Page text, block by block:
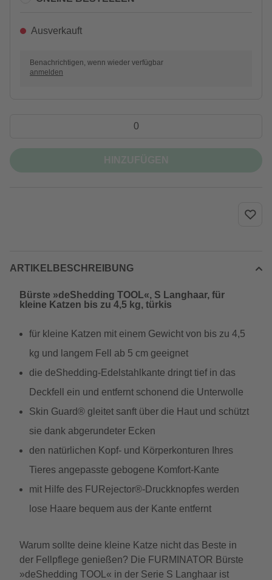
Ausverkauft
Benachrichtigen, wenn wieder verfügbar
anmelden
ARTIKELBESCHREIBUNG
Bürste »deShedding TOOL«, S Langhaar, für
kleine Katzen bis zu 4,5 kg, türkis
für kleine Katzen mit einem Gewicht von bis zu 4,5
kg und langem Fell ab 5 cm geeignet
die deShedding-Edelstahlkante dringt tief in das
Deckfell ein und entfernt schonend die Unterwolle
Skin Guard® gleitet sanft über die Haut und schützt
sie dank abgerundeter Ecken
den natürlichen Kopf- und Körperkonturen Ihres
Tieres angepasste gebogene Komfort-Kante
mit Hilfe des FURejector®-Druckknopfes werden
lose Haare bequem aus der Kante entfernt
Warum sollte deine kleine Katze nicht das Beste in
der Fellpflege genießen? Die FURMINATOR Bürste
»deShedding TOOL« in der Serie S Langhaar ist